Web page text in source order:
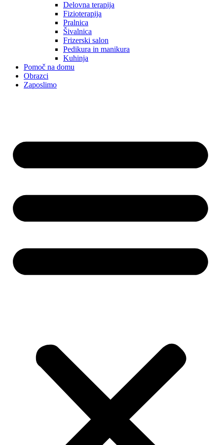
Delovna terapija
Fizioterapija
Pralnica
Šivalnica
Frizerski salon
Pedikura in manikura
Kuhinja
Pomoč na domu
Obrazci
Zaposlimo